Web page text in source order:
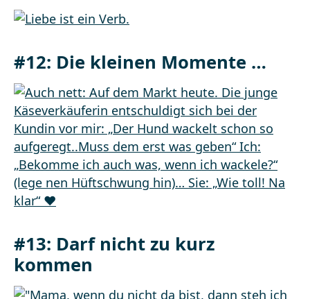
#12: Die kleinen Momente …
#13: Darf nicht zu kurz
kommen